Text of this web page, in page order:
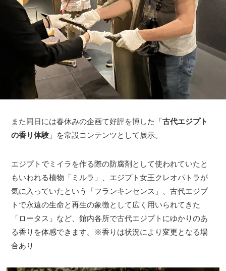
また同日には春休みの企画て好評を博した「古代エジプト
の香り体験 」を常設コンテンツとして展示。
エジプトでミイラを作る際の防腐剤として使われていたと
もいわれる植物「ミルラ」、エジプト女王クレオパトラが
気に入っていたという「フランキンセンス」、古代エジプ
トで永遠の生命と再生の象徴として広く用いられてきた
「ロータス」など、館内各所で古代エジプトにゆかりのあ
る香りを体感できます。※香りは状況により変更となる場
合あり